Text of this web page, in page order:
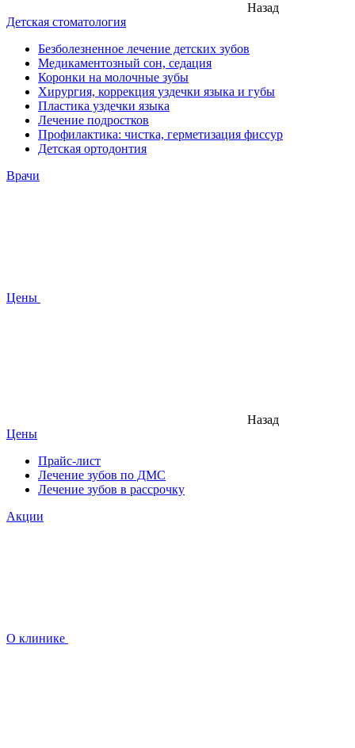
Назад
Детская стоматология
Безболезненное лечение детских зубов
Медикаментозный сон, седация
Коронки на молочные зубы
Хирургия, коррекция уздечки языка и губы
Пластика уздечки языка
Лечение подростков
Профилактика: чистка, герметизация фиссур
Детская ортодонтия
Врачи
Цены
Назад
Цены
Прайс-лист
Лечение зубов по ДМС
Лечение зубов в рассрочку
Акции
О клинике